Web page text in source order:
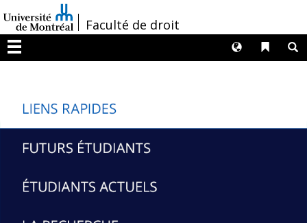
au
contenu
/Faculté de droit
Menu
Liens
Langues